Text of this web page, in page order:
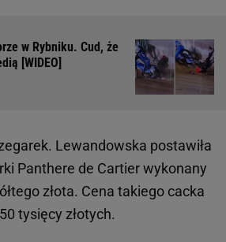
w Rybniku. Cud, że
[WIDEO]
Lewandowska postawiła
Panthere de Cartier wykonany
złota. Cena takiego cacka
tysięcy złotych.